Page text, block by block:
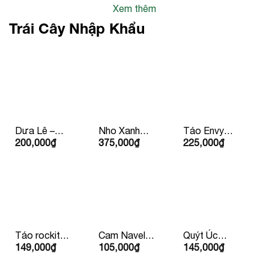
Xem thêm
Trái Cây Nhập Khẩu
Dưa Lê –
Hàn Quốc
200,000₫
Nho Xanh
Bay Úc/ Mỹ
375,000₫
Táo Envy
Mỹ/
225,000₫
Táo rockit
424g 4 Quả
149,000₫
Cam Navel
Ruột Vàng
105,000₫
Quýt Úc
Hàng Bay
145,000₫